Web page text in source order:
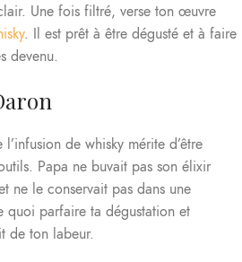
Une fois filtré, verse ton œuvre
. Il est prêt à être dégusté et à faire
devenu.
de whisky mérite d’être
Papa ne buvait pas son élixir
ne le conservait pas dans une
parfaire ta dégustation et
de ton labeur.